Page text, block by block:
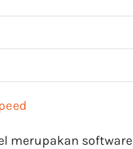
merupakan